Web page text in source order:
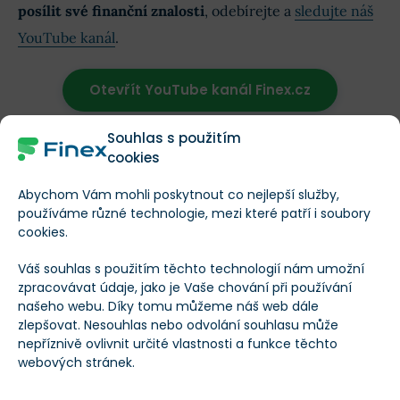
Souhlas s použitím
cookies
Abychom Vám mohli poskytnout co nejlepší služby,
používáme různé technologie, mezi které patří i soubory
cookies.
Váš souhlas s použitím těchto technologií nám umožní
zpracovávat údaje, jako je Vaše chování při používání
našeho webu. Díky tomu můžeme náš web dále
zlepšovat. Nesouhlas nebo odvolání souhlasu může
nepříznivě ovlivnit určité vlastnosti a funkce těchto
webových stránek.
posílit své finanční znalosti, odebírejte a sledujte náš
YouTube kanál.
Otevřít YouTube kanál Finex.cz
Líbil se vám tento článek?
2
0
Autor
Jaroslav Jarolím
Investiční analytik a publicista
specializující se na makroekonomii,
měnovou politiku a analýzu finančních